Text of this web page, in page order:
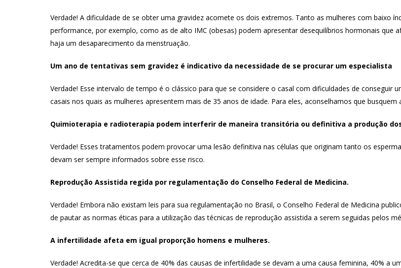
Verdade! A dificuldade de se obter uma gravidez acomete os dois extremos. Tanto as mulheres com baixo
performance, por exemplo, como as de alto IMC (obesas) podem apresentar desequilíbrios hormonais que
haja um desaparecimento da menstruação.
Um ano de tentativas sem gravidez é indicativo da necessidade de se procurar um especialista
Verdade! Esse intervalo de tempo é o clássico para que se considere o casal com dificuldades de
casais nos quais as mulheres apresentem mais de 35 anos de idade. Para eles, aconselhamos que
Quimioterapia e radioterapia podem interferir de maneira transitória ou definitiva a produção
Verdade! Esses tratamentos podem provocar uma lesão definitiva nas células que originam tanto os
devam ser sempre informados sobre esse risco.
Reprodução Assistida regida por regulamentação do Conselho Federal de Medicina.
Verdade! Embora não existam leis para sua regulamentação no Brasil, o Conselho Federal de Medicina
de pautar as normas éticas para a utilização das técnicas de reprodução assistida a serem seguidas pelos
A infertilidade afeta em igual proporção homens e mulheres.
Verdade! Acredita-se que cerca de 40% das causas de infertilidade se devam a uma causa feminina, 40% a